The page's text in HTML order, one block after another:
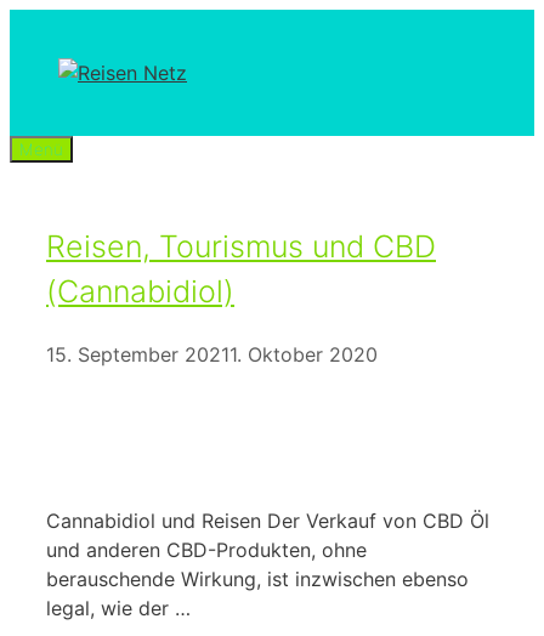
springen
Menü
Reisen, Tourismus und CBD
(Cannabidiol)
15. September 20211. Oktober 2020
Cannabidiol und Reisen Der Verkauf von CBD Öl
und anderen CBD-Produkten, ohne
berauschende Wirkung, ist inzwischen ebenso
legal, wie der …